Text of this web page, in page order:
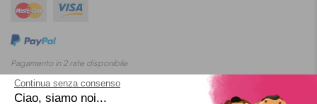
Pagamento in 2 rate disponibile
Continua senza consenso
Ciao, siamo noi...